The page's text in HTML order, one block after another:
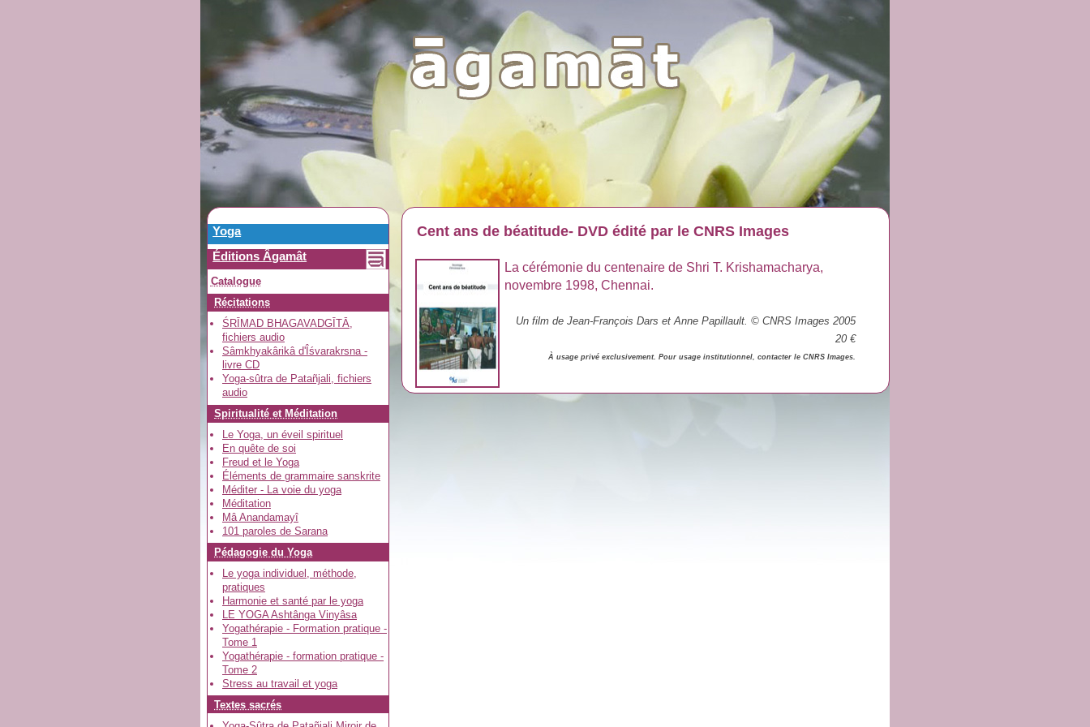
Yoga
Éditions Âgamât
Catalogue
Récitations
ŚRĪMAD BHAGAVADGĪTĀ,
fichiers audio
Sâmkhyakârikâ d'Îśvarakrsna -
livre CD
Yoga-sûtra de Patañjali, fichiers
audio
Spiritualité et Méditation
Le Yoga, un éveil spirituel
En quête de soi
Freud et le Yoga
Éléments de grammaire sanskrite
Méditer - La voie du yoga
Méditation
Mâ Anandamayî
101 paroles de Sarana
Pédagogie du Yoga
Le yoga individuel, méthode,
pratiques
Harmonie et santé par le yoga
LE YOGA Ashtânga Vinyâsa
Yogathérapie - Formation pratique -
Tome 1
Yogathérapie - formation pratique -
Tome 2
Stress au travail et yoga
Textes sacrés
Cent ans de béatitude- DVD édité par le CNRS Images
La cérémonie du centenaire de Shri T. Krishamacharya,
novembre 1998, Chennai.
Un film de Jean-François Dars et Anne Papillault. © CNRS Images 2005
20 €
À usage privé exclusivement. Pour usage institutionnel, contacter le CNRS Images.